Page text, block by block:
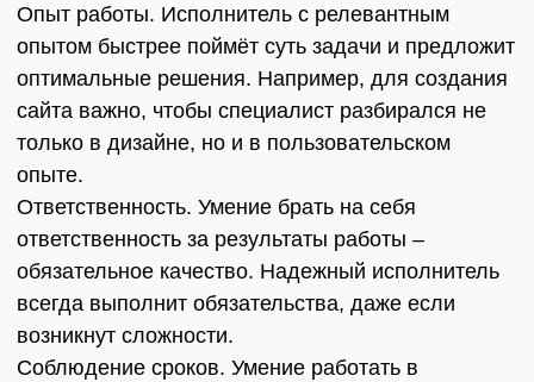
Опыт работы. Исполнитель с релевантным
опытом быстрее поймёт суть задачи и предложит
оптимальные решения. Например, для создания
сайта важно, чтобы специалист разбирался не
только в дизайне, но и в пользовательском
опыте.
Ответственность. Умение брать на себя
ответственность за результаты работы –
обязательное качество. Надежный исполнитель
всегда выполнит обязательства, даже если
возникнут сложности.
Соблюдение сроков. Умение работать в